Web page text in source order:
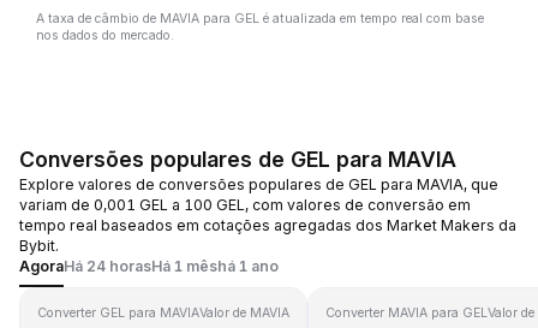
A taxa de câmbio de MAVIA para GEL é atualizada em tempo real com base
nos dados do mercado.
Conversões populares de GEL para MAVIA
Explore valores de conversões populares de GEL para MAVIA, que
variam de 0,001 GEL a 100 GEL, com valores de conversão em
tempo real baseados em cotações agregadas dos Market Makers da
Bybit.
AgoraHá 24 horasHá 1 mêshá 1 ano
Converter GEL para MAVIAValor de MAVIA Converter MAVIA para GELValor de